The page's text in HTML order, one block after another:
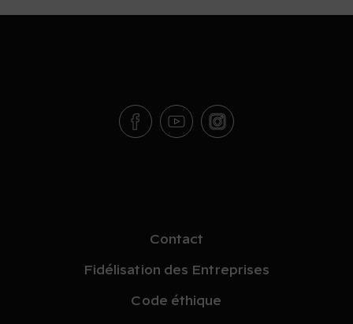
Contact
Fidélisation des Entreprises
Code éthique